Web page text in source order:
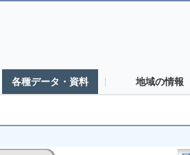
各種データ・資料 地域の情報